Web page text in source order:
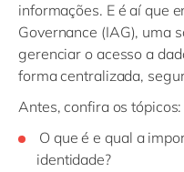
informações. E é aí que
Governance (IAG), uma
gerenciar o acesso a
forma centralizada,
Antes, confira os tópicos:
O que é e qual a
identidade?